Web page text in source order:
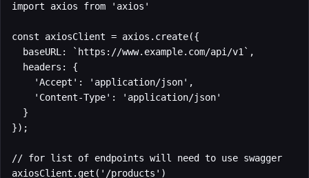
import axios from 'axios'
const axiosClient = axios.create({
  baseURL: `https://www.example.com/api/v1`,
  headers: {
    'Accept': 'application/json',
    'Content-Type': 'application/json'
  }
});
// for list of endpoints will need to use swagger
axiosClient.get('/products')